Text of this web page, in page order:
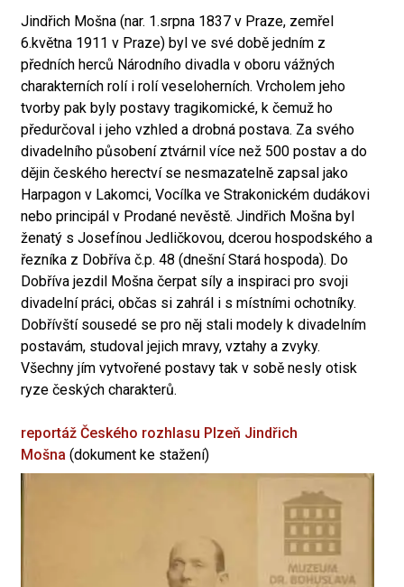
Jindřich Mošna (nar. 1.srpna 1837 v Praze, zemřel
6.května 1911 v Praze) byl ve své době jedním z
předních herců Národního divadla v oboru vážných
charakterních rolí i rolí veseloherních. Vrcholem jeho
tvorby pak byly postavy tragikomické, k čemuž ho
předurčoval i jeho vzhled a drobná postava. Za svého
divadelního působení ztvárnil více než 500 postav a do
dějin českého herectví se nesmazatelně zapsal jako
Harpagon v Lakomci, Vocílka ve Strakonickém dudákovi
nebo principál v Prodané nevěstě. Jindřich Mošna byl
ženatý s Josefínou Jedličkovou, dcerou hospodského a
řezníka z Dobříva č.p. 48 (dnešní Stará hospoda). Do
Dobříva jezdil Mošna čerpat síly a inspiraci pro svoji
divadelní práci, občas si zahrál i s místními ochotníky.
Dobřívští sousedé se pro něj stali modely k divadelním
postavám, studoval jejich mravy, vztahy a zvyky.
Všechny jím vytvořené postavy tak v sobě nesly otisk
ryze českých charakterů.
reportáž Českého rozhlasu Plzeň Jindřich
Mošna (dokument ke stažení)